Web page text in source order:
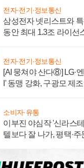
전자·전기·정보통신
삼성전자 넷리스트와
동안 최대 1.3조 라이선
전자·전기·정보통신
[AI 뭉쳐야 산다⑧] LG·
I' 동맹 강화, 구광모 제
소비자·유통
이부진 야심작 '신라스
텔보다 잘 나가, 평택·주